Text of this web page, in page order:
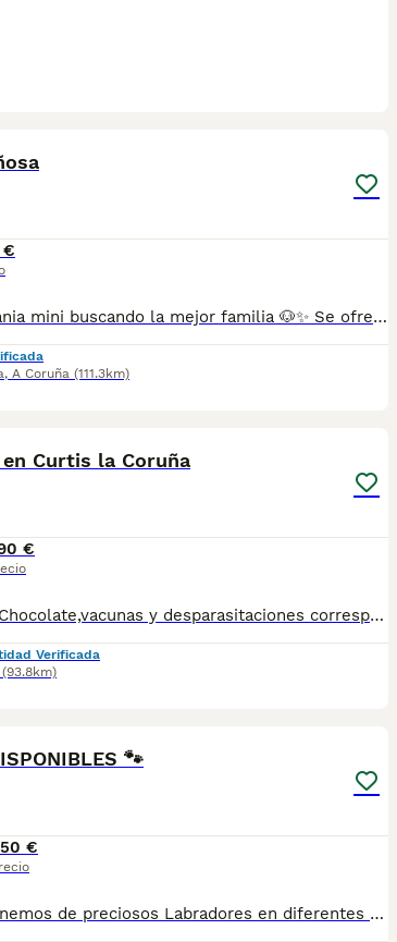
€
❤️ Preciosa Pomerania mini buscando la mejor familia 🐶✨ Se ofrece una preciosa hembra Pomerania de tamaño pequeño, nacida el 19 de junio. Es una auténtica muñequita: muy cariñosa, dulce, juguetona y sociable, criada en un ambiente familiar y acostumbrada al contacto diario. Su pequeño tamaño, su carácter tan afectuoso y su belleza hacen de ella la compañera perfecta para formar parte de una familia. ✅ Ya come pienso sola. ✅ Cartilla veterinaria. ✅ Desparasitada interna y externamente. ✅ Revisión veterinaria realizada y excelente estado de salud. 📍 Entrega únicamente en mano en Santiago de Compostela o alrededores. No realizamos envíos, ya que su bienestar es nuestra prioridad y queremos que el cambio a su nuevo hogar sea tranquilo y seguro. 📸 Podemos enviar más fotos, vídeos e incluso hacer una videollamada para que la conozcas antes de venir a verla. Si buscas una compañera fiel, muy cariñosa y de tamaño pequeño que te robe el corazón desde el primer momento, esta pequeña está esperando a su familia ideal. ❤️ Solo personas responsables y realmente interesadas. Santiago de Compostela (A Coruña).
, A Coruña (111.3km)
Curtis la Coruña
€
Tamaño mini,color Chocolate,vacunas y desparasitaciones correspondientes.Pasaporte ,microchip,garantías sanitarias 659646402
Verificada
(93.8km)
🐾
€
En PETRALIA disponemos de preciosos Labradores en diferentes tonalidades, como canela y chocolate. 💛 Machos y hembras disponibles. 💛 Precios según sexo, edad y morfología. 💛 Criados con el máximo cuidado, socialización y cariño. 📸 Para recibir fotos de los cachorros disponibles, conocer los precios o resolver cualquier duda, escríbenos por WhatsApp: 📲 698 12 20 01 PETRALIA Porque un perro no es una mascota, es un miembro más de la familia.